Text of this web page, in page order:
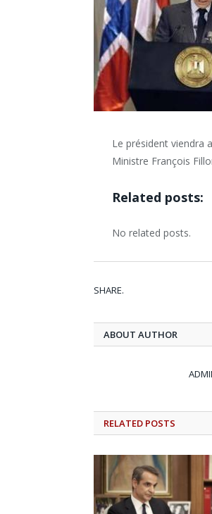
Le président viendra
Ministre François
Related posts:
No related posts.
SHARE.
ABOUT AUTHOR
RELATED POSTS